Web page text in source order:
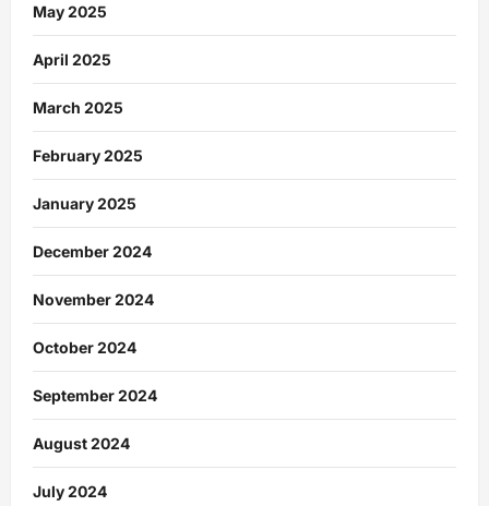
May 2025
April 2025
March 2025
February 2025
January 2025
December 2024
November 2024
October 2024
September 2024
August 2024
July 2024